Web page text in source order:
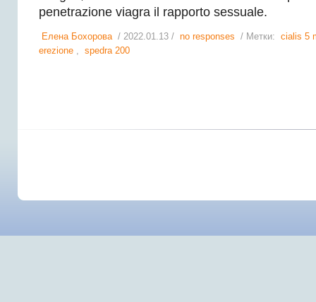
penetrazione viagra il rapporto sessuale.
Елена Бохорова / 2022.01.13 / no responses / Метки: cialis 5
erezione , spedra 200